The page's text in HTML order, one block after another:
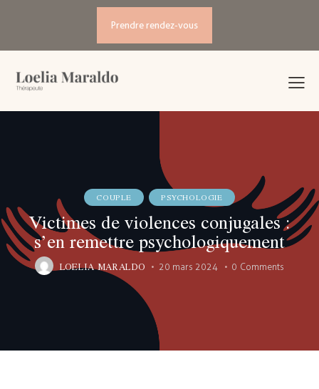
Prendre rendez-vous
COUPLE PSYCHOLOGIE
Victimes de violences conjugales :
s’en remettre psychologiquement
LOELIA MARALDO 20 mars 2024 0 Comments